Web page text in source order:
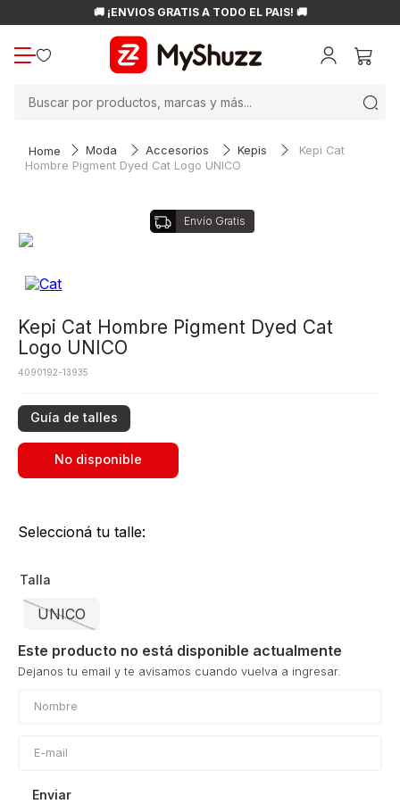
🚚 ¡ENVÍOS GRATIS A TODO EL PAÍS! 🚚
Moda Accesorios Kepis
Kepi Cat
Hombre Pigment Dyed Cat Logo UNICO
Kepi Cat Hombre Pigment Dyed Cat
Logo UNICO
4090192-13935
Guía de talles
No disponible
Seleccioná tu talle:
Talla
UNICO
Este producto no está disponible actualmente
Enviar